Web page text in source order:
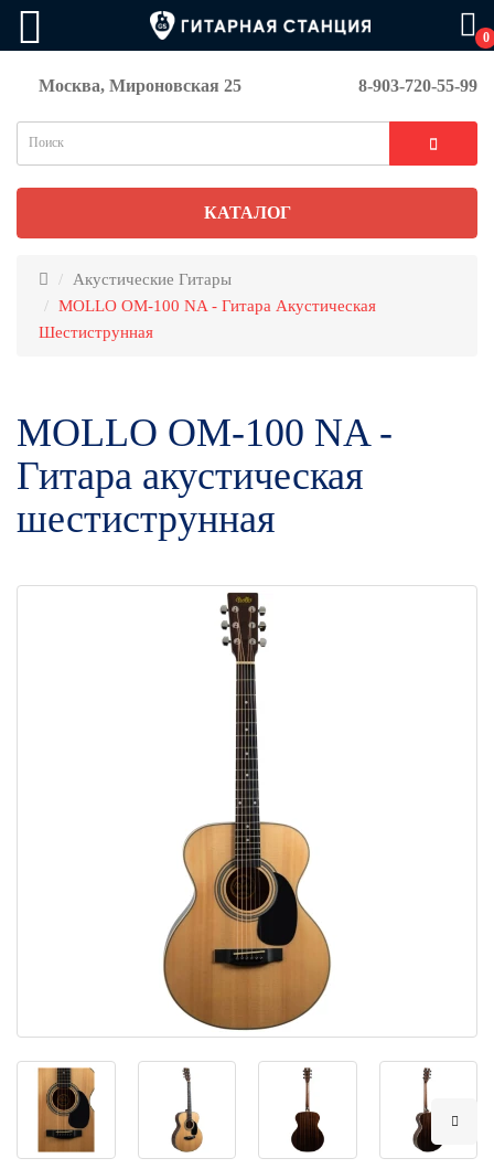
0
Москва, Мироновская 25 8-903-720-55-99
КАТАЛОГ
Акустические Гитары
MOLLO OM-100 NA - Гитара Акустическая
Шестиструнная
MOLLO OM-100 NA -
Гитара акустическая
шестиструнная